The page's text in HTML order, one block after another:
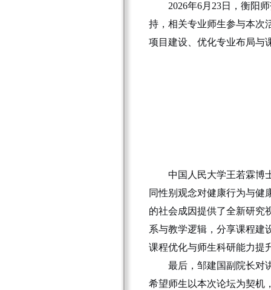
2026年6月23日，衡阳
持，相关专业师生参与本次
项目建设、优化专业布局与
中国人民大学王若霖博
同性别观念对健康行为与健
的社会成因提供了全新研究
系与教学逻辑，分享课程建
课程优化与师生科研能力提
最后，邹建国副院长对
希望师生以本次论坛为契机